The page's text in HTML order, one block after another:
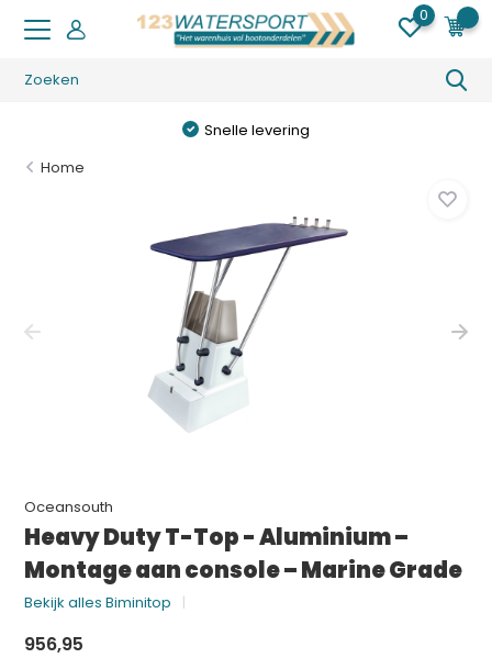
0
Snelle levering
Home
Oceansouth
Heavy Duty T-Top - Aluminium –
Montage aan console – Marine Grade
Bekijk alles Biminitop
956,95